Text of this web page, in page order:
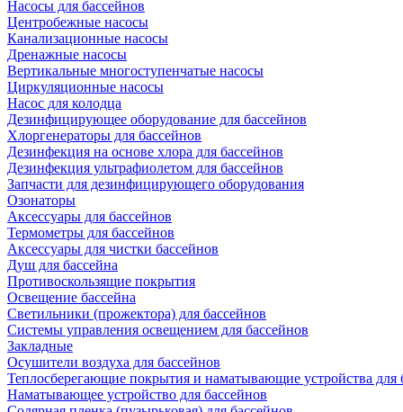
Насосы для бассейнов
Центробежные насосы
Канализационные насосы
Дренажные насосы
Вертикальные многоступенчатые насосы
Циркуляционные насосы
Насос для колодца
Дезинфицирующее оборудование для бассейнов
Хлоргенераторы для бассейнов
Дезинфекция на основе хлора для бассейнов
Дезинфекция ультрафиолетом для бассейнов
Запчасти для дезинфицирующего оборудования
Озонаторы
Аксессуары для бассейнов
Термометры для бассейнов
Аксессуары для чистки бассейнов
Душ для бассейна
Противоскользящие покрытия
Освещение бассейна
Светильники (прожектора) для бассейнов
Системы управления освещением для бассейнов
Закладные
Осушители воздуха для бассейнов
Теплосберегающие покрытия и наматывающие устройства для
Наматывающее устройство для бассейнов